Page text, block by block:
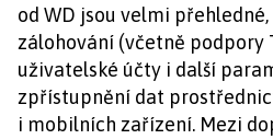
od WD jsou velmi
zálohování (včetně podpory
uživatelské účty i další
zpřístupnění dat
i mobilních zařízení. Mezi